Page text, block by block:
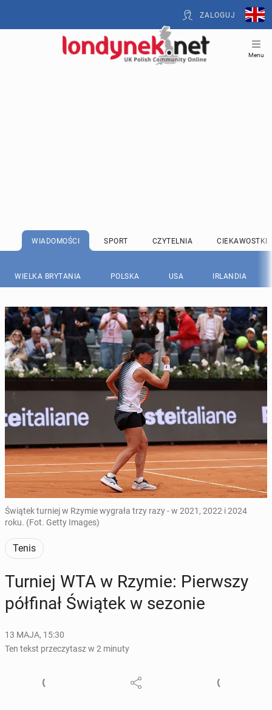
ZALOGUJ
Menu
WIADOMOŚCI SPORT CZYTELNIA CIEKAWOSTKI
WIELKA BRYTANIA POLSKA USA IRLANDIA
Świątek turniej w Rzymie wygrała trzy razy - w 2021, 2022 i 2024
roku. (Fot. Getty Images)
Tenis
Turniej WTA w Rzymie: Pierw­szy
pół­fi­nał Świątek w sezonie
13 MAJA, 15:30
Ten tekst przeczytasz w 2 minuty